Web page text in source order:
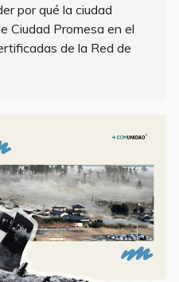
por qué la ciudad
Ciudad Promesa en el
de la Red de